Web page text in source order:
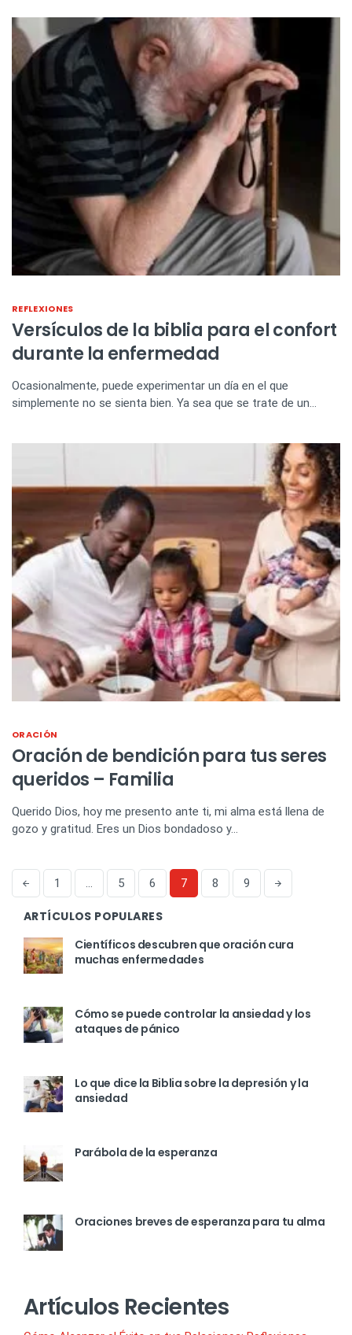
REFLEXIONES
Versículos de la biblia para el confort
durante la enfermedad
Ocasionalmente, puede experimentar un día en el que
simplemente no se sienta bien. Ya sea que se trate de un…
ORACIÓN
Oración de bendición para tus seres
queridos – Familia
Querido Dios, hoy me presento ante ti, mi alma está llena de
gozo y gratitud. Eres un Dios bondadoso y…
1 … 5 6 7 8 9
ARTÍCULOS POPULARES
Científicos descubren que oración cura
muchas enfermedades
Cómo se puede controlar la ansiedad y los
ataques de pánico
Lo que dice la Biblia sobre la depresión y la
ansiedad
Parábola de la esperanza
Oraciones breves de esperanza para tu alma
Artículos Recientes